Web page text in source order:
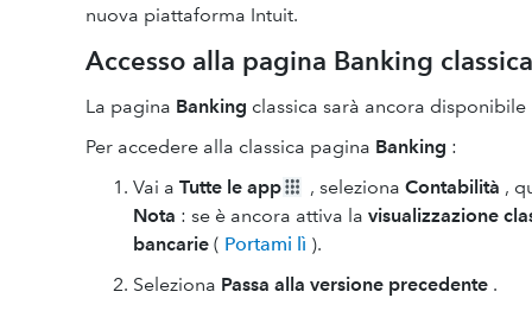
nuova piattaforma Intuit.
Accesso alla pagina Banking classica
La pagina Banking classica sarà ancora
Per accedere alla classica pagina Banking :
Vai a Tutte le app , seleziona Contabilità ,
Nota : se è ancora attiva la visualizzazione
bancarie ( Portami lì ).
Seleziona Passa alla versione precedente .